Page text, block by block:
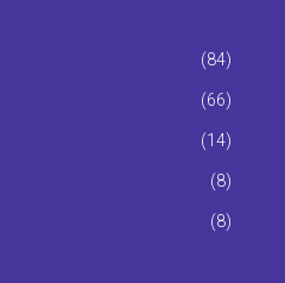
(84)
(66)
(14)
(8)
(8)